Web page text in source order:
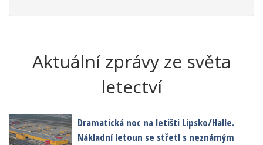
Aktuální zprávy ze světa
letectví
Dramatická noc na letišti Lipsko/Halle.
Nákladní letoun se střetl s neznámým